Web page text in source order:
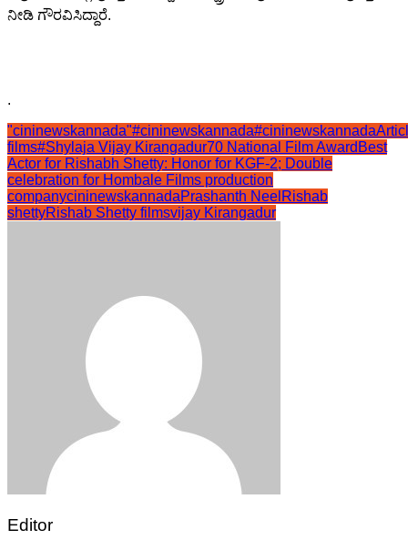
ನೀಡಿ ಗೌರವಿಸಿದ್ದಾರೆ.
.
"cininewskannada"#cininewskannada
films#Shylaja Vijay Kirangadur70 National Film Award Best
Actor for Rishabh Shetty: Honor for KGF-2; Double
celebration for Hombale Films production
companycininewskannadaPrashanth Neel Rishab
shettyRishab Shetty filmsvijay Kirangadur
Editor